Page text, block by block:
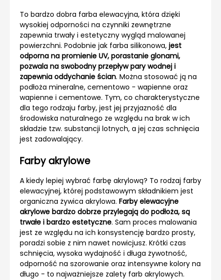
To bardzo dobra farba elewacyjna, która dzięki
wysokiej odporności na czynniki zewnętrzne
zapewnia trwały i estetyczny wygląd malowanej
powierzchni. Podobnie jak farba silikonowa, jest
odporna na promienie UV, porastanie glonami,
pozwala na swobodny przepływ pary wodnej i
zapewnia oddychanie ścian. Można stosować ją na
podłoża mineralne, cementowo - wapienne oraz
wapienne i cementowe. Tym, co charakterystyczne
dla tego rodzaju farby, jest jej przyjazność dla
środowiska naturalnego ze względu na brak w ich
składzie tzw. substancji lotnych, a jej czas schnięcia
jest zadowalający.
Farby akrylowe
A kiedy lepiej wybrać farbę akrylową? To rodzaj farby
elewacyjnej, której podstawowym składnikiem jest
organiczna żywica akrylowa. Farby elewacyjne
akrylowe bardzo dobrze przylegają do podłoża, są
trwałe i bardzo estetyczne. Sam proces malowania
jest ze względu na ich konsystencję bardzo prosty,
poradzi sobie z nim nawet nowicjusz. Krótki czas
schnięcia, wysoka wydajność i długa żywotność,
odporność na szorowanie oraz intensywne kolory na
długo - to najważniejsze zalety farb akrylowych.